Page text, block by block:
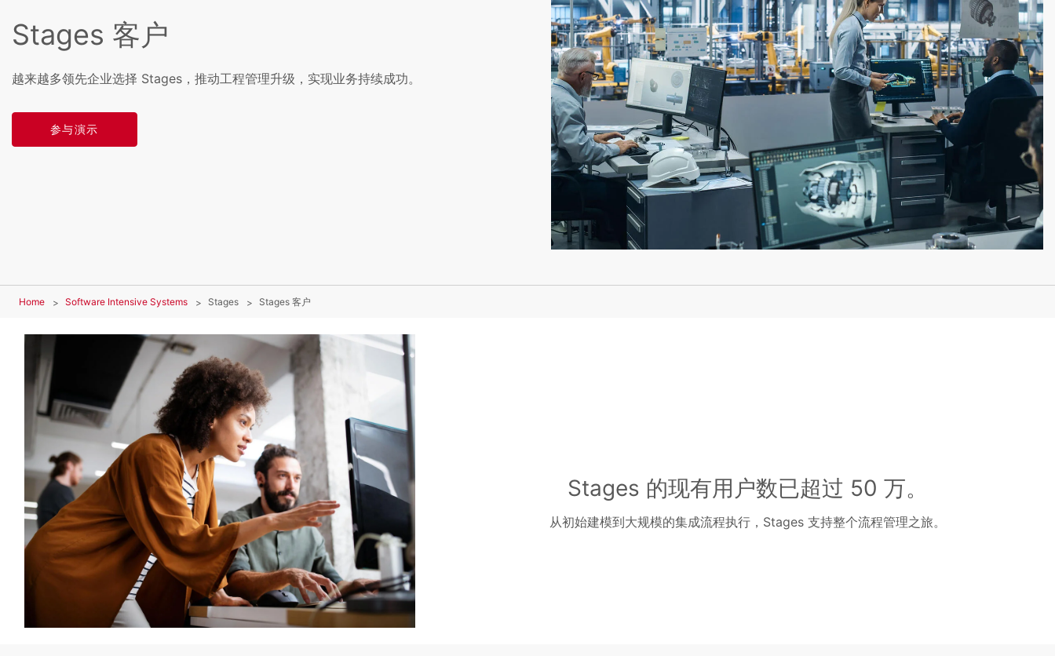
Stages 客户
越来越多领先企业选择 Stages，推动工程管理升级，实现业务持续成功。
参与演示
Home Software Intensive Systems Stages Stages 客户
Stages 的现有用户数已超过 50 万。
从初始建模到大规模的集成流程执行，Stages 支持整个流程管理之旅。